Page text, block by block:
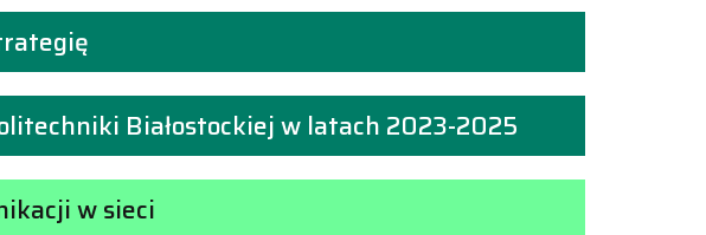
Białostockiej w latach 2023-2025
w sieci